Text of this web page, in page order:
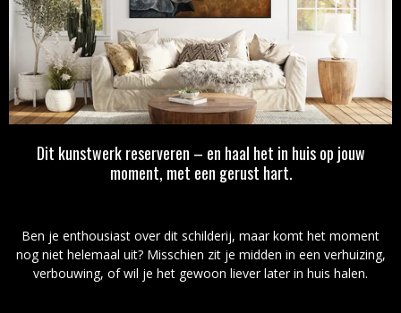
Dit kunstwerk reserveren – en haal het in huis op jouw
moment, met een gerust hart.
Ben je enthousiast over dit schilderij, maar komt het moment
nog niet helemaal uit? Misschien zit je midden in een verhuizing,
verbouwing, of wil je het gewoon liever later in huis halen.